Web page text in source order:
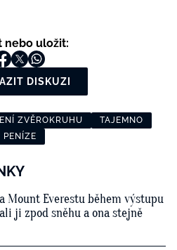
nebo uložit:
DISKUZI
ZVĚROKRUHU
TAJEMNO
PENÍZE
Mount Everestu během výstupu
ji zpod sněhu a ona stejně